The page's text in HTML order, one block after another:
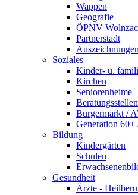
Wappen
Geografie
ÖPNV
Partnerstadt
Auszeichnungen
Soziales
Kinder- u.
Kirchen
Seniorenheime
Bürgermarkt /
Generation
Bildung
Kindergärten
Schulen
Gesundheit
Ärzte -